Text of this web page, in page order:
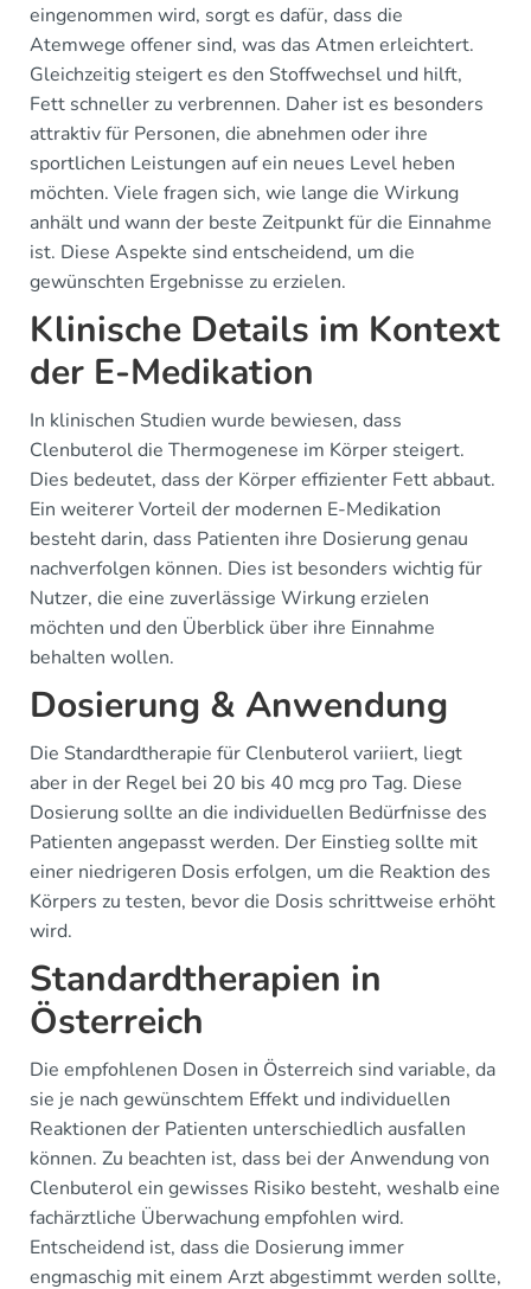
eingenommen wird, sorgt es dafür, dass die
Atemwege offener sind, was das Atmen erleichtert.
Gleichzeitig steigert es den Stoffwechsel und hilft,
Fett schneller zu verbrennen. Daher ist es besonders
attraktiv für Personen, die abnehmen oder ihre
sportlichen Leistungen auf ein neues Level heben
möchten. Viele fragen sich, wie lange die Wirkung
anhält und wann der beste Zeitpunkt für die Einnahme
ist. Diese Aspekte sind entscheidend, um die
gewünschten Ergebnisse zu erzielen.
Klinische Details im Kontext
der E-Medikation
In klinischen Studien wurde bewiesen, dass
Clenbuterol die Thermogenese im Körper steigert.
Dies bedeutet, dass der Körper effizienter Fett abbaut.
Ein weiterer Vorteil der modernen E-Medikation
besteht darin, dass Patienten ihre Dosierung genau
nachverfolgen können. Dies ist besonders wichtig für
Nutzer, die eine zuverlässige Wirkung erzielen
möchten und den Überblick über ihre Einnahme
behalten wollen.
Dosierung & Anwendung
Die Standardtherapie für Clenbuterol variiert, liegt
aber in der Regel bei 20 bis 40 mcg pro Tag. Diese
Dosierung sollte an die individuellen Bedürfnisse des
Patienten angepasst werden. Der Einstieg sollte mit
einer niedrigeren Dosis erfolgen, um die Reaktion des
Körpers zu testen, bevor die Dosis schrittweise erhöht
wird.
Standardtherapien in
Österreich
Die empfohlenen Dosen in Österreich sind variable, da
sie je nach gewünschtem Effekt und individuellen
Reaktionen der Patienten unterschiedlich ausfallen
können. Zu beachten ist, dass bei der Anwendung von
Clenbuterol ein gewisses Risiko besteht, weshalb eine
fachärztliche Überwachung empfohlen wird.
Entscheidend ist, dass die Dosierung immer
engmaschig mit einem Arzt abgestimmt werden sollte,